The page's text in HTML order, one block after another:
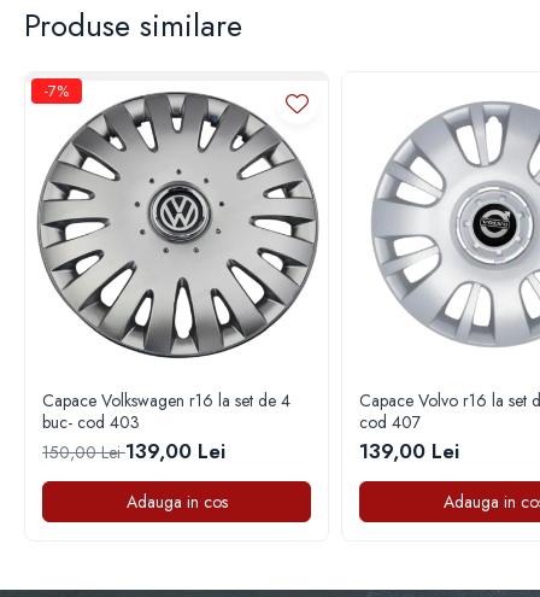
Capace janta aliaj
Capace janta BBS, Ac Schnitzer,
Hamann, Alpina
Capace janta BMW
Capace janta Dacia
Capace janta Daewoo
Capace janta Fiat
Capace janta Ford
Capace janta Kia
Capace janta Mitsubischi
Capace janta Nissan
Capace janta Opel
Capace janta Peugeot
Produse similare
-7%
Capace Volkswagen r16 la set de 4
buc- cod 403
150,00 Lei139,00 Lei
Adauga in cos
Capace Volvo r16 la set
cod 407
139,00 Lei
Adauga in